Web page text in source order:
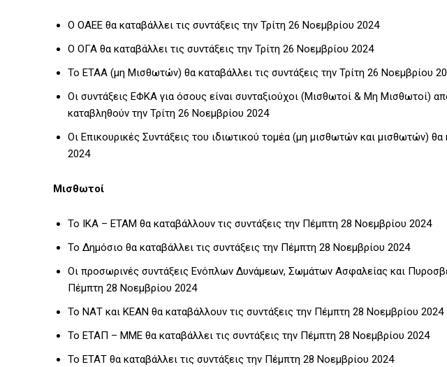
Ο ΟΑΕΕ θα καταβάλλει τις συντάξεις την Τρίτη 26 Νοεμβρίου 2024
Ο ΟΓΑ θα καταβάλλει τις συντάξεις την Τρίτη 26 Νοεμβρίου 2024
Το ΕΤΑΑ (μη Μισθωτών) θα καταβάλλει τις συντάξεις την Τρίτη 26 Νοεμβρίου
Οι συντάξεις ΕΦΚΑ για όσους είναι συνταξιούχοι (Μισθωτοί & Μη Μισθωτοί)
καταβληθούν την Τρίτη 26 Νοεμβρίου 2024
Οι Επικουρικές Συντάξεις του ιδιωτικού τομέα (μη μισθωτών και μισθωτών)
2024
Μισθωτοί
Το ΙΚΑ – ΕΤΑΜ θα καταβάλλουν τις συντάξεις την Πέμπτη 28 Νοεμβρίου 2024
Το Δημόσιο θα καταβάλλει τις συντάξεις την Πέμπτη 28 Νοεμβρίου 2024
Οι προσωρινές συντάξεις Ενόπλων Δυνάμεων, Σωμάτων Ασφαλείας και
Πέμπτη 28 Νοεμβρίου 2024
Το ΝΑΤ και ΚΕΑΝ θα καταβάλλουν τις συντάξεις την Πέμπτη 28 Νοεμβρίου 2024
Το ΕΤΑΠ – ΜΜΕ θα καταβάλλει τις συντάξεις την Πέμπτη 28 Νοεμβρίου 2024
Το ΕΤΑΤ θα καταβάλλει τις συντάξεις την Πέμπτη 28 Νοεμβρίου 2024